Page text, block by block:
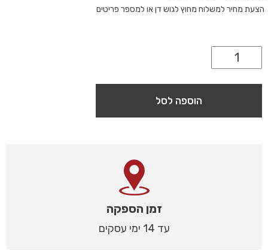
הצעת מחיר למשלוח מחוץ לגוש דן או למספר פריטים
הוספה לסל
זמן הספקה
עד 14 ימי עסקים